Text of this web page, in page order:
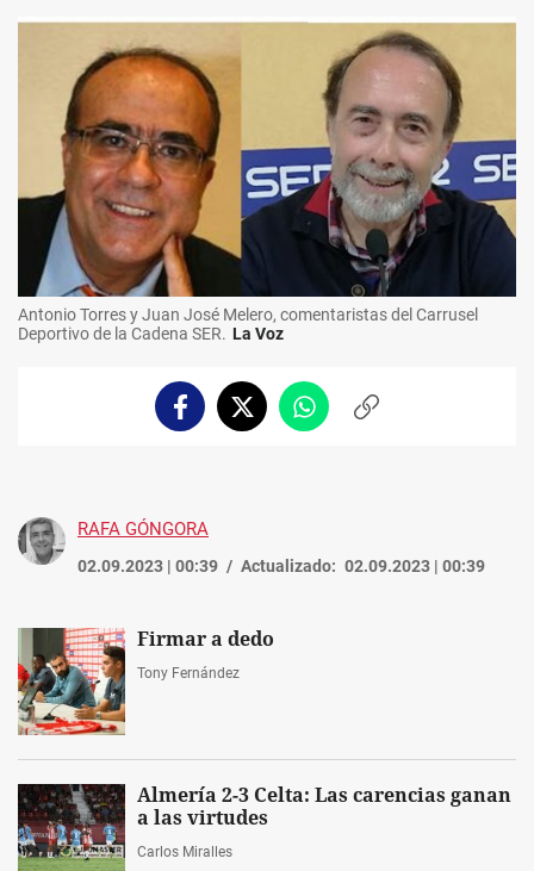
Antonio Torres y Juan José Melero, comentaristas del Carrusel
Deportivo de la Cadena SER. La Voz
FacebookTwitterWhatsappCopiar
RAFA GÓNGORA
02.09.2023 | 00:39 Actualizado: 02.09.2023 | 00:39
Firmar a dedo
Tony Fernández
Almería 2-3 Celta: Las carencias ganan
a las virtudes
Carlos Miralles